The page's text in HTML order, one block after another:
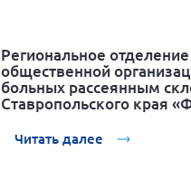
Региональное
общественной
больных рассеянным
Ставропольского края
Читать далее